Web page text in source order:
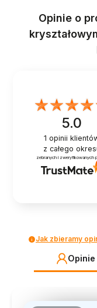
Opinie o
5.0
1 opinii
z całego
zebranych i zweryfikowanych
Jak zbieramy